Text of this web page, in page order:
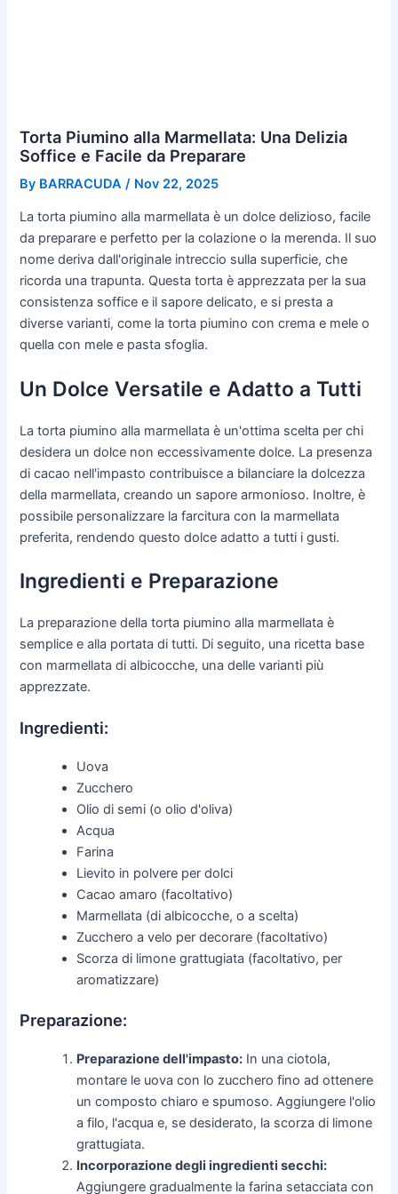
Torta Piumino alla Marmellata: Una Delizia
Soffice e Facile da Preparare
By BARRACUDA / Nov 22, 2025
La torta piumino alla marmellata è un dolce delizioso, facile
da preparare e perfetto per la colazione o la merenda. Il suo
nome deriva dall'originale intreccio sulla superficie, che
ricorda una trapunta. Questa torta è apprezzata per la sua
consistenza soffice e il sapore delicato, e si presta a
diverse varianti, come la torta piumino con crema e mele o
quella con mele e pasta sfoglia.
Un Dolce Versatile e Adatto a Tutti
La torta piumino alla marmellata è un'ottima scelta per chi
desidera un dolce non eccessivamente dolce. La presenza
di cacao nell'impasto contribuisce a bilanciare la dolcezza
della marmellata, creando un sapore armonioso. Inoltre, è
possibile personalizzare la farcitura con la marmellata
preferita, rendendo questo dolce adatto a tutti i gusti.
Ingredienti e Preparazione
La preparazione della torta piumino alla marmellata è
semplice e alla portata di tutti. Di seguito, una ricetta base
con marmellata di albicocche, una delle varianti più
apprezzate.
Ingredienti:
Uova
Zucchero
Olio di semi (o olio d'oliva)
Acqua
Farina
Lievito in polvere per dolci
Cacao amaro (facoltativo)
Marmellata (di albicocche, o a scelta)
Zucchero a velo per decorare (facoltativo)
Scorza di limone grattugiata (facoltativo, per
aromatizzare)
Preparazione:
Preparazione dell'impasto: In una ciotola,
montare le uova con lo zucchero fino ad ottenere
un composto chiaro e spumoso. Aggiungere l'olio
a filo, l'acqua e, se desiderato, la scorza di limone
grattugiata.
Incorporazione degli ingredienti secchi:
Aggiungere gradualmente la farina setacciata con